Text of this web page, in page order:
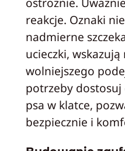
reakcje. Oznaki
nadmierne
ucieczki,
wolniejszego
potrzeby dostosuj
psa w klatce,
bezpiecznie i